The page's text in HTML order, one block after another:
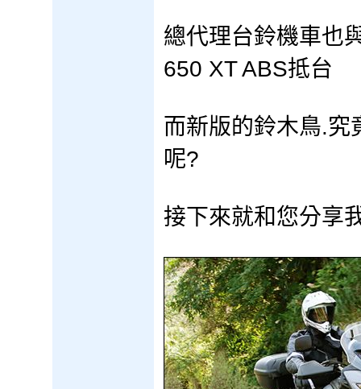
總代理台鈴機車也
650 XT ABS抵台
而新版的鈴木鳥.究
呢?
接下來就和您分享